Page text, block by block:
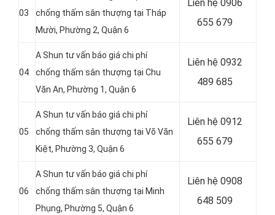
03
chống thấm sân thượng tại Tháp
Mười, Phường 2, Quận 6
Liên hệ 0906
655 679
04
A Shun tư vấn báo giá chi phí
chống thấm sân thượng tại Chu
Văn An, Phường 1, Quận 6
Liên hệ 0932
489 685
05
A Shun tư vấn báo giá chi phí
chống thấm sân thượng tại Võ Văn
Kiệt, Phường 3, Quận 6
Liên hệ 0912
655 679
06
A Shun tư vấn báo giá chi phí
chống thấm sân thượng tại Minh
Phụng, Phường 5, Quận 6
Liên hệ 0908
648 509